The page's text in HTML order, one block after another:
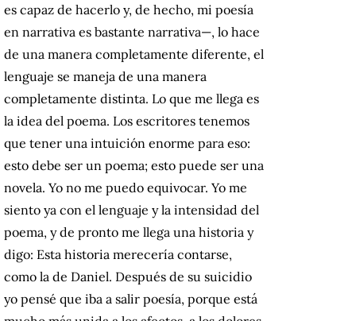
es capaz de hacerlo y, de hecho, mi poesía
en narrativa es bastante narrativa—, lo hace
de una manera completamente diferente, el
lenguaje se maneja de una manera
completamente distinta. Lo que me llega es
la idea del poema. Los escritores tenemos
que tener una intuición enorme para eso:
esto debe ser un poema; esto puede ser una
novela. Yo no me puedo equivocar. Yo me
siento ya con el lenguaje y la intensidad del
poema, y de pronto me llega una historia y
digo: Esta historia merecería contarse,
como la de Daniel. Después de su suicidio
yo pensé que iba a salir poesía, porque está